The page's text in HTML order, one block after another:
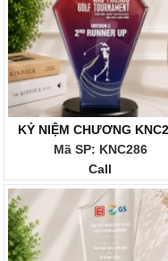
KỶ NIỆM CHƯƠNG
Mã SP: KNC286
Call